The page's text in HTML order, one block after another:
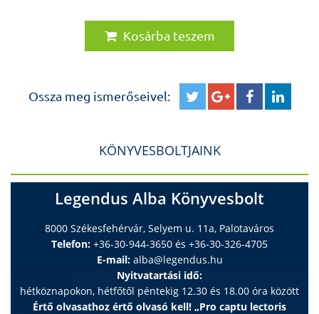
Kosárba teszem
Ossza meg ismerőseivel:
KÖNYVESBOLTJAINK
Legendus Alba Könyvesbolt
8000 Székesfehérvár, Selyem u. 11a, Palotaváros
Telefon: +36-30-944-3650 és +36-30-326-4705
E-mail: alba@legendus.hu
Nyitvatartási idő:
hétköznapokon, hétfőtől péntekig 12.30 és 18.00 óra között
Értő olvasathoz értő olvasó kell! „Pro captu lectoris